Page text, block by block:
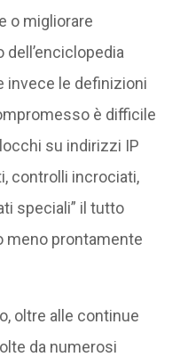
o migliorare
invece le definizioni
è difficile
su indirizzi IP
controlli incrociati,
speciali” il tutto
meno prontamente
oltre alle continue
da numerosi